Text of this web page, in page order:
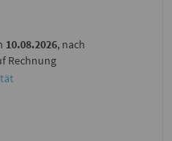
10.08.2026, nach
Rechnung